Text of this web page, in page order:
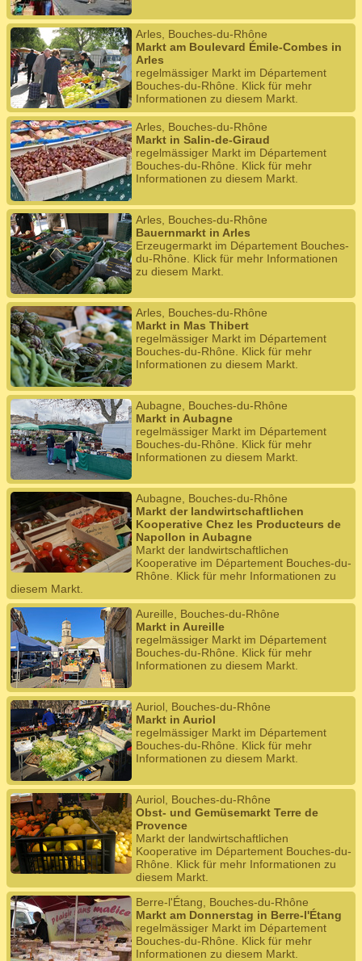
Arles, Bouches-du-Rhône
Markt am Boulevard Émile-Combes in
Arles
regelmässiger Markt im Département
Bouches-du-Rhône. Klick für mehr
Informationen zu diesem Markt.
Arles, Bouches-du-Rhône
Markt in Salin-de-Giraud
regelmässiger Markt im Département
Bouches-du-Rhône. Klick für mehr
Informationen zu diesem Markt.
Arles, Bouches-du-Rhône
Bauernmarkt in Arles
Erzeugermarkt im Département Bouches-
du-Rhône. Klick für mehr Informationen
zu diesem Markt.
Arles, Bouches-du-Rhône
Markt in Mas Thibert
regelmässiger Markt im Département
Bouches-du-Rhône. Klick für mehr
Informationen zu diesem Markt.
Aubagne, Bouches-du-Rhône
Markt in Aubagne
regelmässiger Markt im Département
Bouches-du-Rhône. Klick für mehr
Informationen zu diesem Markt.
Aubagne, Bouches-du-Rhône
Markt der landwirtschaftlichen
Kooperative Chez les Producteurs de
Napollon in Aubagne
Markt der landwirtschaftlichen
Kooperative im Département Bouches-du-
Rhône. Klick für mehr Informationen zu
diesem Markt.
Aureille, Bouches-du-Rhône
Markt in Aureille
regelmässiger Markt im Département
Bouches-du-Rhône. Klick für mehr
Informationen zu diesem Markt.
Auriol, Bouches-du-Rhône
Markt in Auriol
regelmässiger Markt im Département
Bouches-du-Rhône. Klick für mehr
Informationen zu diesem Markt.
Auriol, Bouches-du-Rhône
Obst- und Gemüsemarkt Terre de
Provence
Markt der landwirtschaftlichen
Kooperative im Département Bouches-du-
Rhône. Klick für mehr Informationen zu
diesem Markt.
Berre-l'Étang, Bouches-du-Rhône
Markt am Donnerstag in Berre-l'Étang
regelmässiger Markt im Département
Bouches-du-Rhône. Klick für mehr
Informationen zu diesem Markt.